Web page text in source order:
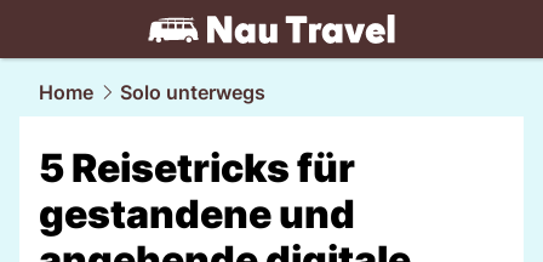
travel.NAU.ch
Home Solo unterwegs
5 Reisetricks für
gestandene und